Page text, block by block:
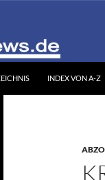
INDEX VON A-Z